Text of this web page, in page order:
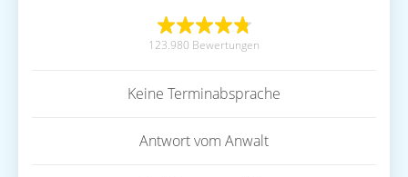
123.980 Bewertungen
Keine Terminabsprache
Antwort vom Anwalt